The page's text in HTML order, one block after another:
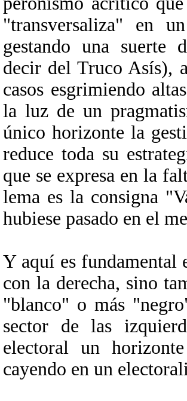
"transversaliza" en
gestando una suerte
decir del Truco Asís),
casos esgrimiendo
la luz de un
único horizonte la
reduce toda su
que se expresa en la
lema es la consigna
hubiese pasado en el
Y aquí es fundamental
con la derecha, sino
"blanco" o más
sector de las
electoral un
cayendo en un